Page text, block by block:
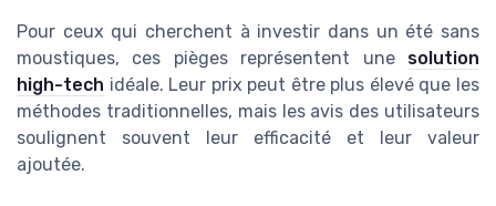
Pour ceux qui cherchent à investir dans un été sans
moustiques, ces pièges représentent une solution
high-tech idéale. Leur prix peut être plus élevé que les
méthodes traditionnelles, mais les avis des utilisateurs
soulignent souvent leur efficacité et leur valeur
ajoutée.